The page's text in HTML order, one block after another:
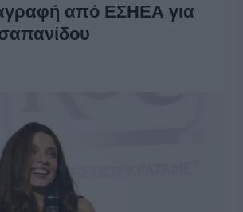
από ΕΣΗΕΑ για